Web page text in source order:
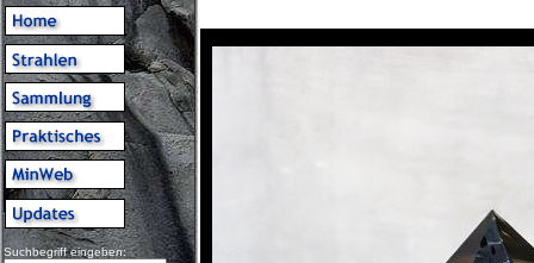
Suchbegriff eingeben: